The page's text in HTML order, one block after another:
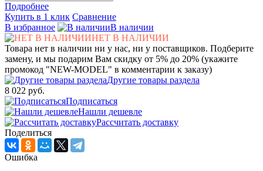
Подробнее
Купить в 1 клик Сравнение
В избранное
В наличии
НЕТ В НАЛИЧИИ
Товара нет в наличии ни у нас, ни у поставщиков. Подберите
замену, и мы подарим Вам скидку от 5% до 20% (укажите
промокод "NEW-MODEL" в комментарии к заказу)
Другие товары раздела
8 022 руб.
Подписаться
Нашли дешевле
Рассчитать доставку
Поделиться
Ошибка